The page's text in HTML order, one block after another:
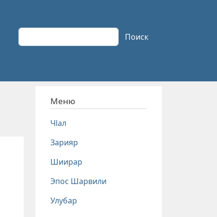
Поиск Поиск
Меню
Чlал
Зарияр
Шиирар
Эпос Шарвили
Улубар